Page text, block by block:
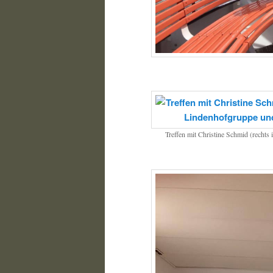
Treffen mit Christine Schmid